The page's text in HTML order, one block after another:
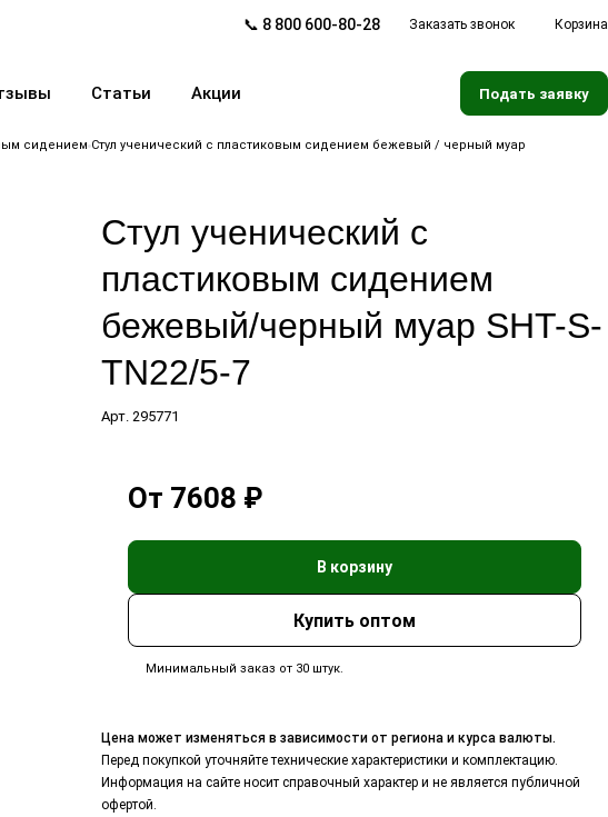
📞 8 800 600-80-28 Заказать звонок Корзина
Статьи Акции Подать заявку
сидением Стул ученический с пластиковым сидением бежевый / черный муар
Стул ученический с
пластиковым сидением
бежевый/черный муар SHT-S-
TN22/5-7
Арт. 295771
От 7608 ₽
В корзину
Минимальный заказ от 30 штук.
Цена может изменяться в зависимости от региона и курса валюты.
Перед покупкой уточняйте технические характеристики и комплектацию.
Информация на сайте носит справочный характер и не является публичной
офертой.